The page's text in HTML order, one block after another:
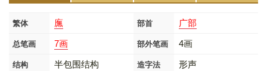
繁体 廡 部首 广部
总笔画 7画 部外笔画 4画
结构 半包围结构 造字法 形声